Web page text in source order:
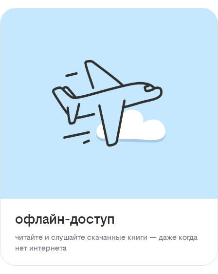
офлайн-доступ
читайте и слушайте скачанные книги — даже когда
нет интернета